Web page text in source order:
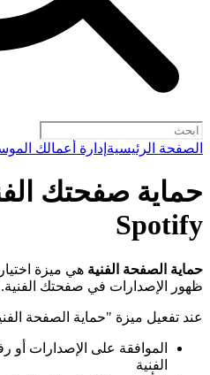
الصفحة الرئيسية إدارة أعمالك
حماية صفحتك
Spotify
حماية الصفحة الفنية هي ميزة
ظهور الإصدارات في صفحتك الفنية.
عند تفعيل ميزة "حماية الصفحة
الموافقة على الإصدارات
الفنية